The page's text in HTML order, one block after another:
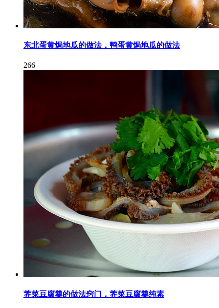
东北蛋黄焗地瓜的做法，鸭蛋黄焗地瓜的做法
266
荠菜豆腐羹的做法窍门，荠菜豆腐羹纯素